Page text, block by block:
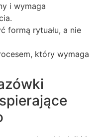
i wymaga
formą rytuału, a nie
który wymaga